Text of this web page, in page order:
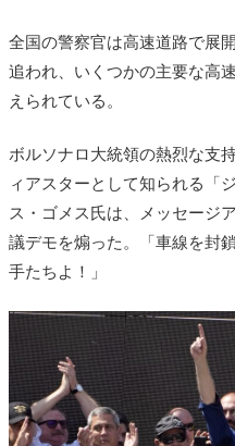
全国の警察官は高速道路で展
追われ、いくつかの主要な高
えられている。
ボルソナロ大統領の熱烈な支
ィアスターとして知られる「
ス・ゴメス氏は、メッセージ
議デモを煽った。「車線を封
手たちよ！」